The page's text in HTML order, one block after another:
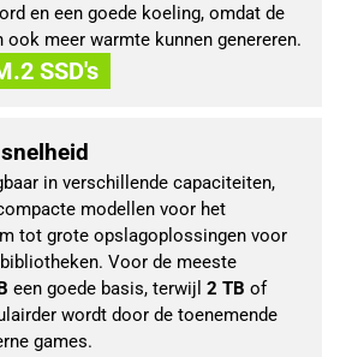
en een goede koeling, omdat de
ook meer warmte kunnen genereren.
SSD's
in verschillende capaciteiten,
modellen voor het
tot grote opslagoplossingen voor
Voor de meeste
een goede basis, terwijl 2 TB of
wordt door de toenemende
games.